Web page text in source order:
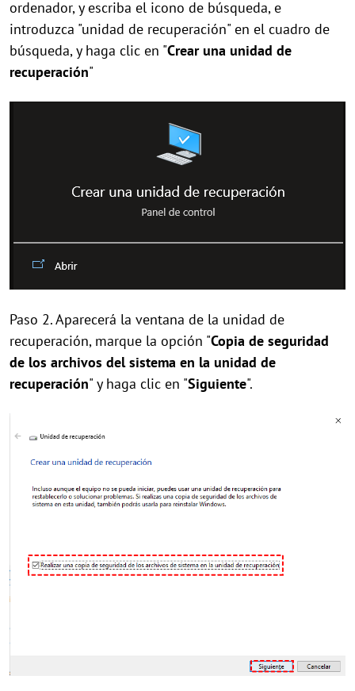
ordenador, y escriba el icono de búsqueda, e
introduzca "unidad de recuperación" en el cuadro de
búsqueda, y haga clic en "Crear una unidad de
recuperación"
Paso 2. Aparecerá la ventana de la unidad de
recuperación, marque la opción "Copia de seguridad
de los archivos del sistema en la unidad de
recuperación" y haga clic en "Siguiente".